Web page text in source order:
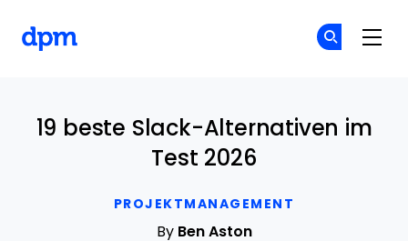
PROJEKTMANAGEMENT
19 beste Slack-Alternativen im
Test 2026
By Ben Aston